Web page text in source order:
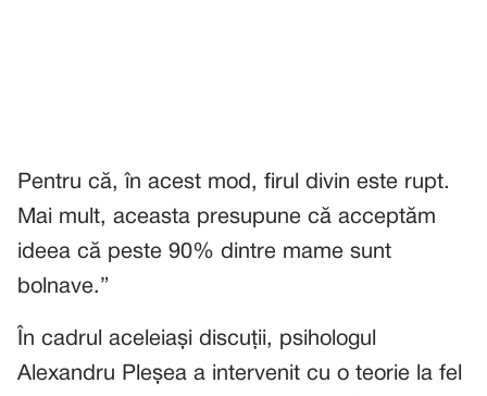
Pentru că, în acest mod, firul divin este rupt.
Mai mult, aceasta presupune că acceptăm
ideea că peste 90% dintre mame sunt
bolnave.”
În cadrul aceleiași discuții, psihologul
Alexandru Pleșea a intervenit cu o teorie la fel